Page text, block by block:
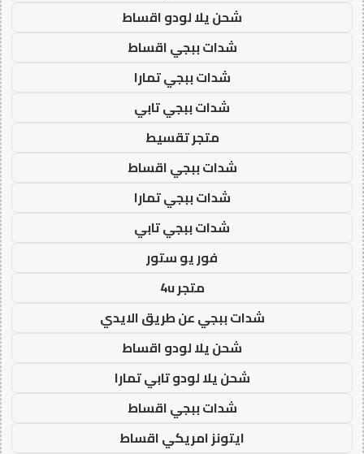
شحن يلا لودو اقساط
شدات ببجي اقساط
شدات ببجي تمارا
شدات ببجي تابي
متجر تقسيط
شدات ببجي اقساط
شدات ببجي تمارا
شدات ببجي تابي
فور يو ستور
متجر 4u
شدات ببجي عن طريق الايدي
شحن يلا لودو اقساط
شحن يلا لودو تابي تمارا
شدات ببجي اقساط
ايتونز امريكي اقساط